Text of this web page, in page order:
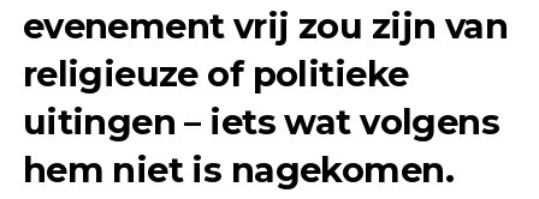
evenement vrij zou zijn van
religieuze of politieke
uitingen – iets wat volgens
hem niet is nagekomen.